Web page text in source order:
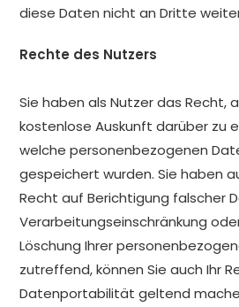
diese Daten nicht an Dritte
Rechte des Nutzers
Sie haben als Nutzer das Recht,
kostenlose Auskunft darüber zu
welche personenbezogenen
gespeichert wurden. Sie haben
Recht auf Berichtigung falscher
Verarbeitungseinschränkung
Löschung Ihrer
zutreffend, können Sie auch Ihr
Datenportabilität geltend